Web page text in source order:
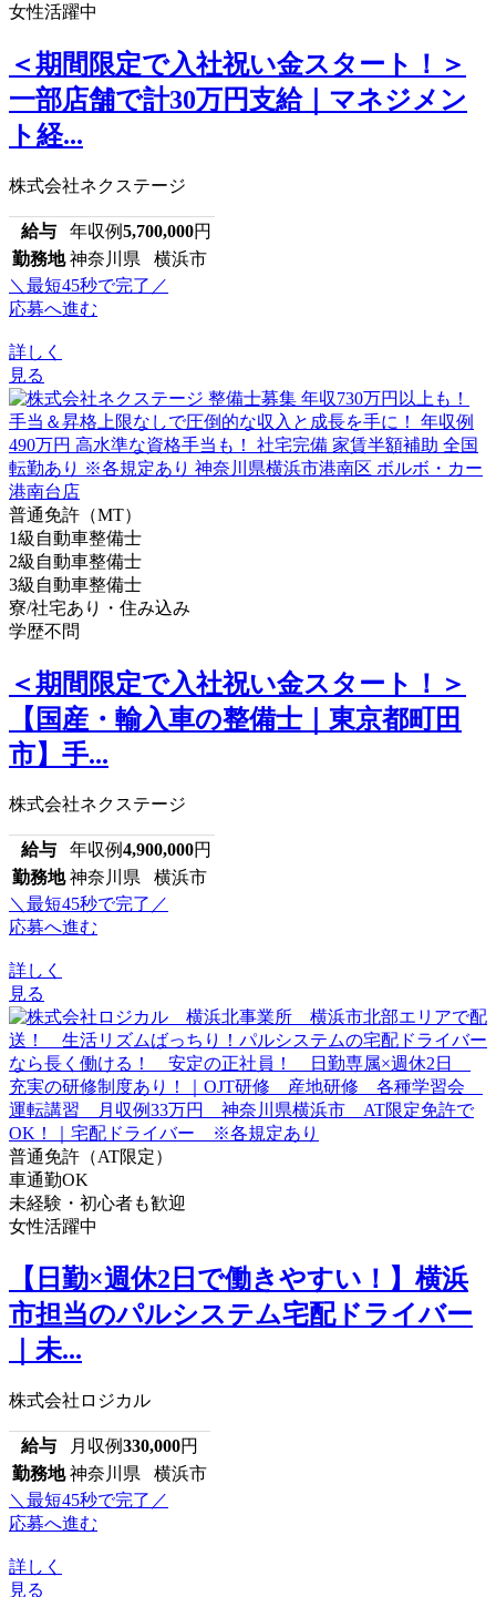
女性活躍中
＜期間限定で入社祝い金スタート！＞
一部店舗で計30万円支給｜マネジメン
ト経...
株式会社ネクステージ
給与 年収例5,700,000円
勤務地 神奈川県 横浜市
＼最短45秒で完了／
応募へ進む
詳しく
見る
普通免許（MT）
1級自動車整備士
2級自動車整備士
3級自動車整備士
寮/社宅あり・住み込み
学歴不問
＜期間限定で入社祝い金スタート！＞
【国産・輸入車の整備士｜東京都町田
市】手...
株式会社ネクステージ
給与 年収例4,900,000円
勤務地 神奈川県 横浜市
＼最短45秒で完了／
応募へ進む
詳しく
見る
普通免許（AT限定）
車通勤OK
未経験・初心者も歓迎
女性活躍中
【日勤×週休2日で働きやすい！】横浜
市担当のパルシステム宅配ドライバー
｜未...
株式会社ロジカル
給与 月収例330,000円
勤務地 神奈川県 横浜市
＼最短45秒で完了／
応募へ進む
詳しく
見る